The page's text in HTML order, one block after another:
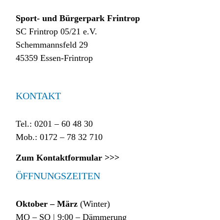
Sport- und Bürgerpark Frintrop
SC Frintrop 05/21 e.V.
Schemmannsfeld 29
45359 Essen-Frintrop
KONTAKT
Tel.: 0201 – 60 48 30
Mob.: 0172 – 78 32 710
Zum Kontaktformular >>>
ÖFFNUNGSZEITEN
Oktober – März (Winter)
MO – SO | 9:00 – Dämmerung